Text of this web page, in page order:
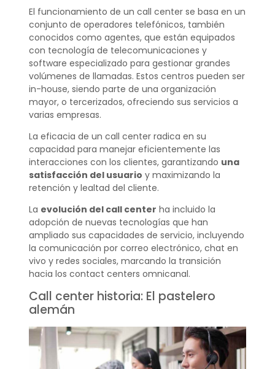
El funcionamiento de un call center se basa en un
conjunto de operadores telefónicos, también
conocidos como agentes, que están equipados
con tecnología de telecomunicaciones y
software especializado para gestionar grandes
volúmenes de llamadas. Estos centros pueden ser
in-house, siendo parte de una organización
mayor, o tercerizados, ofreciendo sus servicios a
varias empresas.
La eficacia de un call center radica en su
capacidad para manejar eficientemente las
interacciones con los clientes, garantizando una
satisfacción del usuario y maximizando la
retención y lealtad del cliente.
La evolución del call center ha incluido la
adopción de nuevas tecnologías que han
ampliado sus capacidades de servicio, incluyendo
la comunicación por correo electrónico, chat en
vivo y redes sociales, marcando la transición
hacia los contact centers omnicanal.
Call center historia: El pastelero
alemán